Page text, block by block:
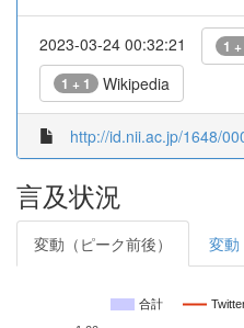
2023-03-24 00:32:21 1
1 + 1 Wikipedia
http://id.nii.ac.jp/1648/
言及状況
変動（ピーク前後） 変動
合計